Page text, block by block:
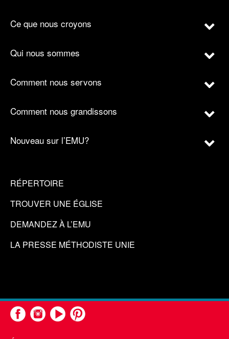
Ce que nous croyons
Qui nous sommes
Comment nous servons
Comment nous grandissons
Nouveau sur l’EMU?
RÉPERTOIRE
TROUVER UNE ÉGLISE
DEMANDEZ À L’EMU
LA PRESSE MÉTHODISTE UNIE